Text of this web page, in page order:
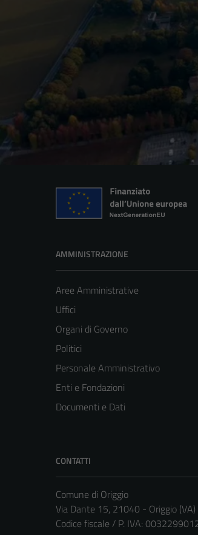
AMMINISTRAZIONE
Aree Amministrative
Uffici
Organi di Governo
Politici
Personale Amministrativo
Enti e Fondazioni
Documenti e Dati
CONTATTI
Comune di Origgio
Via Dante 15, 21040 - Origgio (VA)
Codice fiscale / P. IVA: